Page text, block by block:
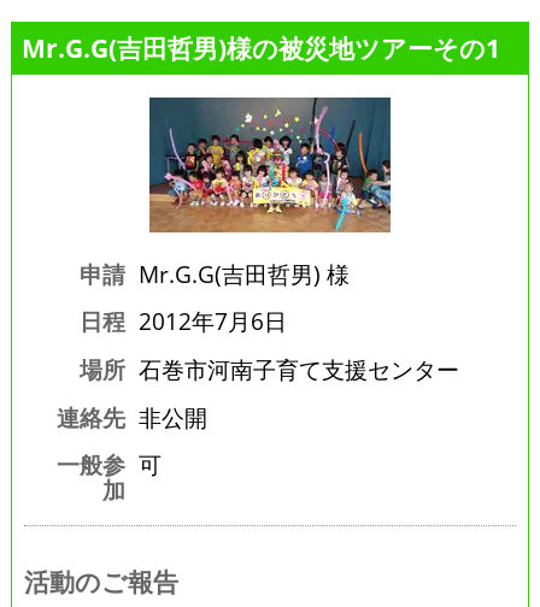
Mr.G.G(吉田哲男)様の被災地ツアーその1
申請 Mr.G.G(吉田哲男) 様
日程 2012年7月6日
場所 石巻市河南子育て支援センター
連絡先 非公開
一般参
加
可
活動のご報告